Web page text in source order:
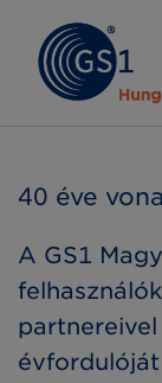
40 éve
A GS1
évfordulóját